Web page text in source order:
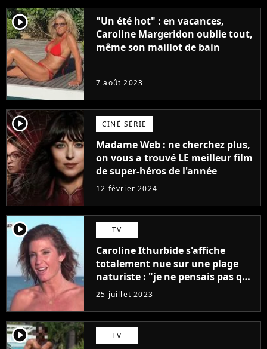
player2
"Un été hot" : en vacances,
Caroline Margeridon oublie tout,
même son maillot de bain
7 août 2023
player2 CINÉ SÉRIE
Madame Web : ne cherchez plus,
on vous a trouvé LE meilleur film
de super-héros de l'année
12 février 2024
player2 TV
Caroline Ithurbide s'affiche
totalement nue sur une plage
naturiste : "je ne pensais pas que
j'arriverais à le faire..."
25 juillet 2023
player2 TV